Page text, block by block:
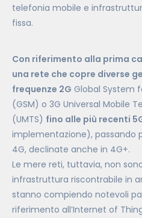
telefonia mobile e
fissa.
Con riferimento alla prima
una rete che copre diverse
frequenze 2G Global System
(GSM) o 3G Universal Mobile
(UMTS) fino alle più recenti
implementazione), passando
4G, declinate anche in 4G+.
Le mere reti, tuttavia, non
infrastruttura riscontrabile in
stanno compiendo notevoli
riferimento all’Internet of